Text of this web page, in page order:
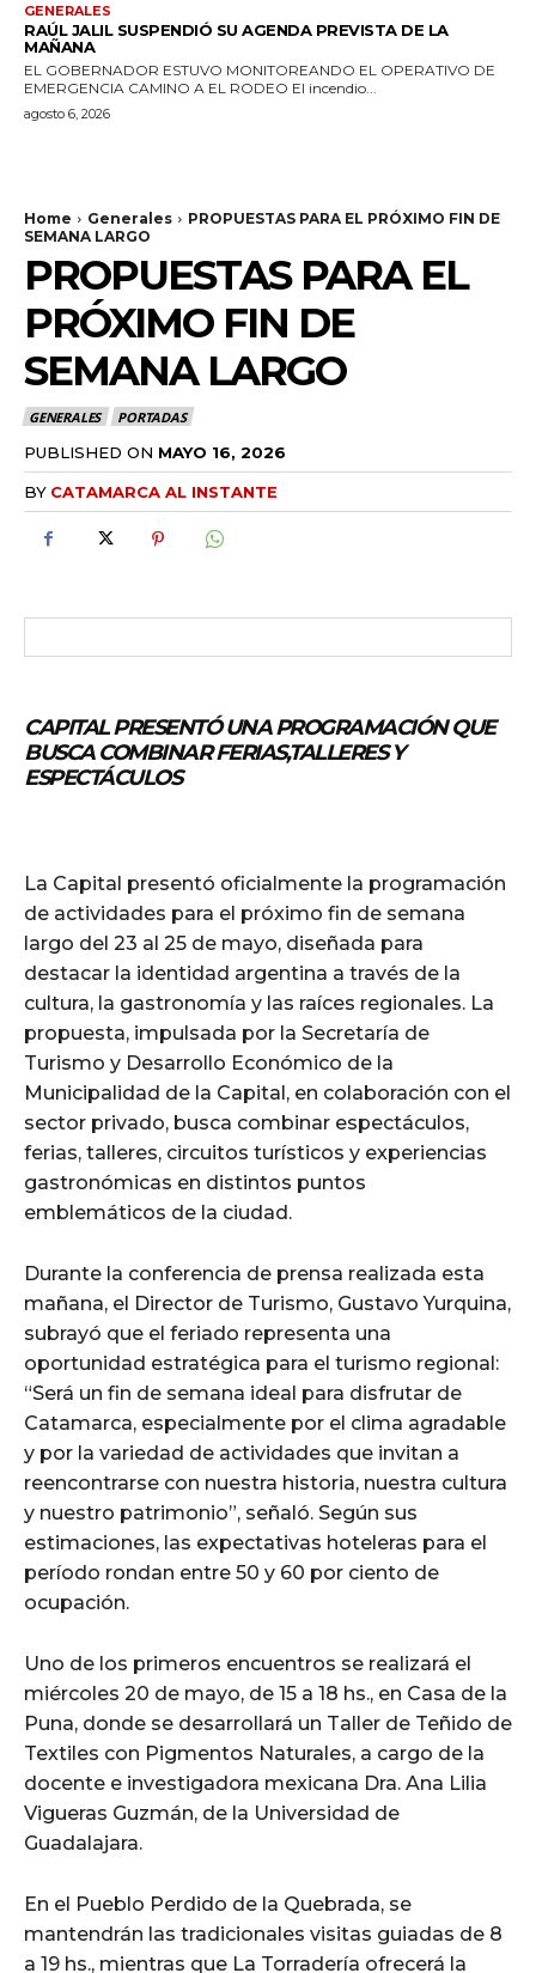
GENERALES
RAÚL JALIL SUSPENDIÓ SU AGENDA PREVISTA DE LA
MAÑANA
EL GOBERNADOR ESTUVO MONITOREANDO EL OPERATIVO DE
EMERGENCIA CAMINO A EL RODEO El incendio...
agosto 6, 2026